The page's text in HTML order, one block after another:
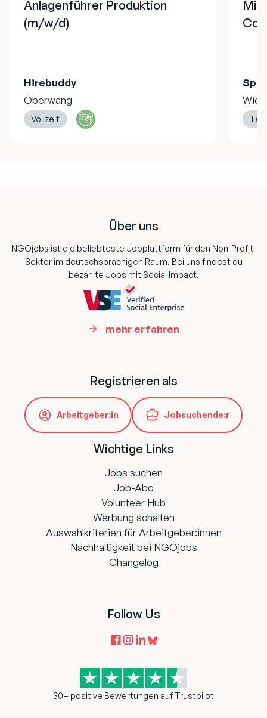
Anlagenführer Produktion
(m/w/d)
Hirebuddy
Oberwang
Vollzeit
Wien
Über uns
NGOjobs ist die beliebteste Jobplattform für den Non-Profit-
Sektor im deutschsprachigen Raum. Bei uns findest du
bezahlte Jobs mit Social Impact.
mehr erfahren
Registrieren als
Arbeitgeber:in Jobsuchende:r
Wichtige Links
Jobs suchen
Job-Abo
Volunteer Hub
Werbung schalten
Auswahlkriterien für Arbeitgeber:innen
Nachhaltigkeit bei NGOjobs
Changelog
Follow Us
30+ positive Bewertungen auf Trustpilot